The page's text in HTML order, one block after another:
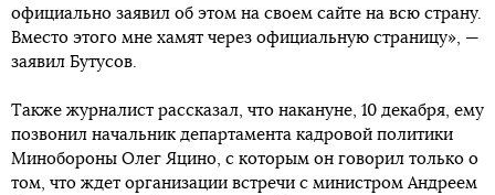
официально заявил об этом на своем сайте на всю страну.
Вместо этого мне хамят через официальную страницу», —
заявил Бутусов.
Также журналист рассказал, что накануне, 10 декабря, ему
позвонил начальник департамента кадровой политики
Минобороны Олег Яцино, с которым он говорил только о
том, что ждет организации встречи с министром Андреем